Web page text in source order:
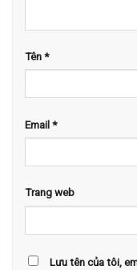
Tên*
Email*
Trang web
Lưu tên của tôi,